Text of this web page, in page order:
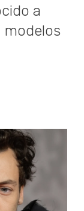
a
modelos